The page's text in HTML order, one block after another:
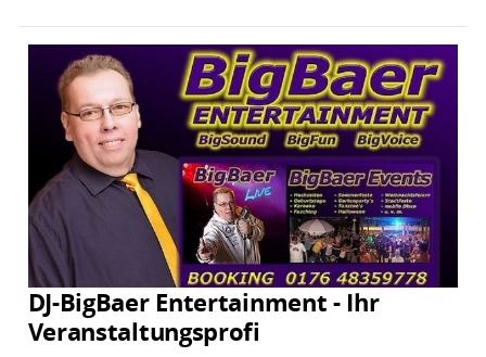
DJ-BigBaer Entertainment - Ihr
Veranstaltungsprofi